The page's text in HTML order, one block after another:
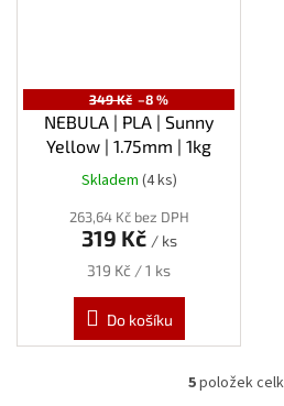
349 Kč –8 %
NEBULA | PLA | Sunny
Yellow | 1.75mm | 1kg
Skladem (4 ks)
263,64 Kč bez DPH
319 Kč / ks
Měrná
319 Kč / 1 ks
Do košíku
O
5položek